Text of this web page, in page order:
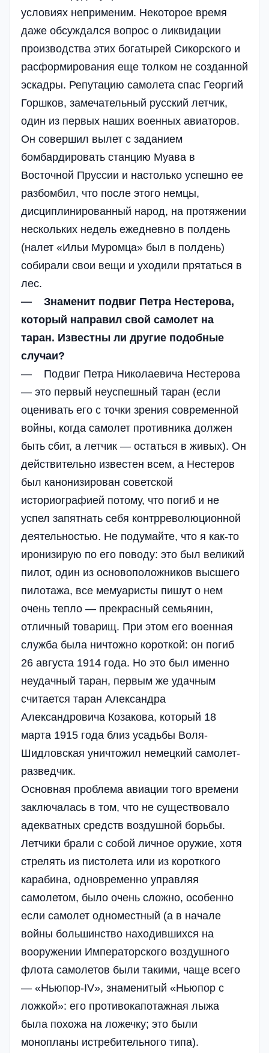
условиях неприменим. Некоторое время
даже обсуждался вопрос о ликвидации
производства этих богатырей Сикорского и
расформирования еще толком не созданной
эскадры. Репутацию самолета спас Георгий
Горшков, замечательный русский летчик,
один из первых наших военных авиаторов.
Он совершил вылет с заданием
бомбардировать станцию Муава в
Восточной Пруссии и настолько успешно ее
разбомбил, что после этого немцы,
дисциплинированный народ, на протяжении
нескольких недель ежедневно в полдень
(налет «Ильи Муромца» был в полдень)
собирали свои вещи и уходили прятаться в
лес.
— Знаменит подвиг Петра Нестерова,
который направил свой самолет на
таран. Известны ли другие подобные
случаи?
— Подвиг Петра Николаевича Нестерова
— это первый неуспешный таран (если
оценивать его с точки зрения современной
войны, когда самолет противника должен
быть сбит, а летчик — остаться в живых). Он
действительно известен всем, а Нестеров
был канонизирован советской
историографией потому, что погиб и не
успел запятнать себя контрреволюционной
деятельностью. Не подумайте, что я как-то
иронизирую по его поводу: это был великий
пилот, один из основоположников высшего
пилотажа, все мемуаристы пишут о нем
очень тепло — прекрасный семьянин,
отличный товарищ. При этом его военная
служба была ничтожно короткой: он погиб
26 августа 1914 года. Но это был именно
неудачный таран, первым же удачным
считается таран Александра
Александровича Козакова, который 18
марта 1915 года близ усадьбы Воля-
Шидловская уничтожил немецкий самолет-
разведчик.
Основная проблема авиации того времени
заключалась в том, что не существовало
адекватных средств воздушной борьбы.
Летчики брали с собой личное оружие, хотя
стрелять из пистолета или из короткого
карабина, одновременно управляя
самолетом, было очень сложно, особенно
если самолет одноместный (а в начале
войны большинство находившихся на
вооружении Императорского воздушного
флота самолетов были такими, чаще всего
— «Ньюпор-IV», знаменитый «Ньюпор с
ложкой»: его противокапотажная лыжа
была похожа на ложечку; это были
монопланы истребительного типа).